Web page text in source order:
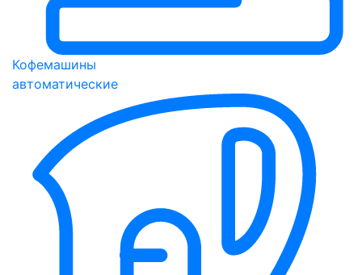
Кофемашины
автоматические